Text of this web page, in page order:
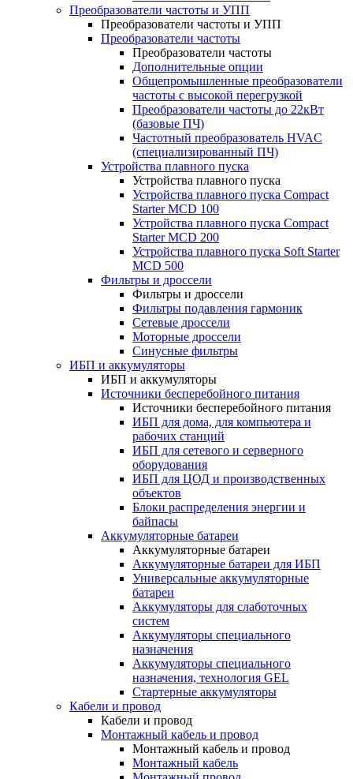
Преобразователи частоты и УПП
Преобразователи частоты и УПП
Преобразователи частоты
Преобразователи частоты
Дополнительные опции
Общепромышленные преобразователи
частоты с высокой перегрузкой
Преобразователи частоты до 22кВт
(базовые ПЧ)
Частотный преобразователь HVAC
(специализированный ПЧ)
Устройства плавного пуска
Устройства плавного пуска
Устройства плавного пуска Compact
Starter MCD 100
Устройства плавного пуска Compact
Starter MCD 200
Устройства плавного пуска Soft Starter
MCD 500
Фильтры и дроссели
Фильтры и дроссели
Фильтры подавления гармоник
Сетевые дроссели
Моторные дроссели
Синусные фильтры
ИБП и аккумуляторы
ИБП и аккумуляторы
Источники бесперебойного питания
Источники бесперебойного питания
ИБП для дома, для компьютера и
рабочих станций
ИБП для сетевого и серверного
оборудования
ИБП для ЦОД и производственных
объектов
Блоки распределения энергии и
байпасы
Аккумуляторные батареи
Аккумуляторные батареи
Аккумуляторные батареи для ИБП
Универсальные аккумуляторные
батареи
Аккумуляторы для слаботочных
систем
Аккумуляторы специального
назначения
Аккумуляторы специального
назначения, технология GEL
Стартерные аккумуляторы
Кабели и провод
Кабели и провод
Монтажный кабель и провод
Монтажный кабель и провод
Монтажный кабель